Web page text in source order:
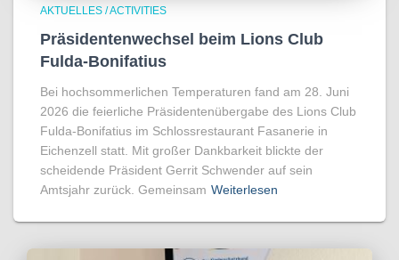
AKTUELLES / ACTIVITIES
Präsidentenwechsel beim Lions Club
Fulda-Bonifatius
Bei hochsommerlichen Temperaturen fand am 28. Juni
2026 die feierliche Präsidentenübergabe des Lions Club
Fulda-Bonifatius im Schlossrestaurant Fasanerie in
Eichenzell statt. Mit großer Dankbarkeit blickte der
scheidende Präsident Gerrit Schwender auf sein
Amtsjahr zurück. Gemeinsam Weiterlesen